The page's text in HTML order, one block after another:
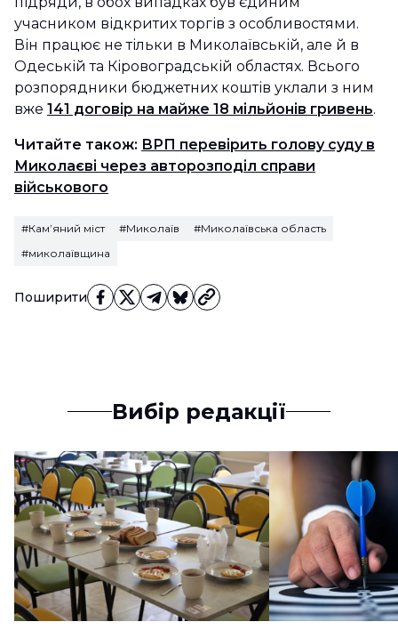
Поширити
учасником відкритих торгів з особливостями.
Він працює не тільки в Миколаївській, але й в
Одеській та Кіровоградській областях. Всього
розпорядники бюджетних коштів уклали з ним
вже 141 договір на майже 18 мільйонів гривень.
Читайте також: ВРП перевірить голову суду в
Миколаєві через авторозподіл справи
військового
#Камʼяний міст #Миколаїв
#Миколаївська область
#миколаївщина
Вибір редакції